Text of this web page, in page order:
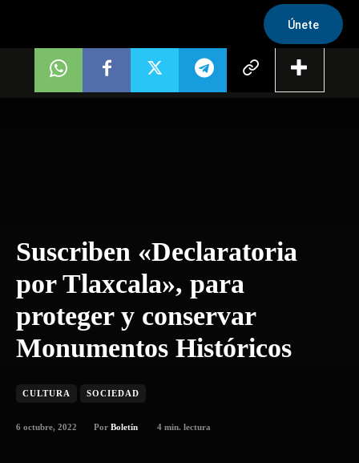
Únete
Suscriben «Declaratoria
por Tlaxcala», para
proteger y conservar
Monumentos Históricos
CULTURA SOCIEDAD
6 octubre, 2022 Por Boletín 4 min. lectura